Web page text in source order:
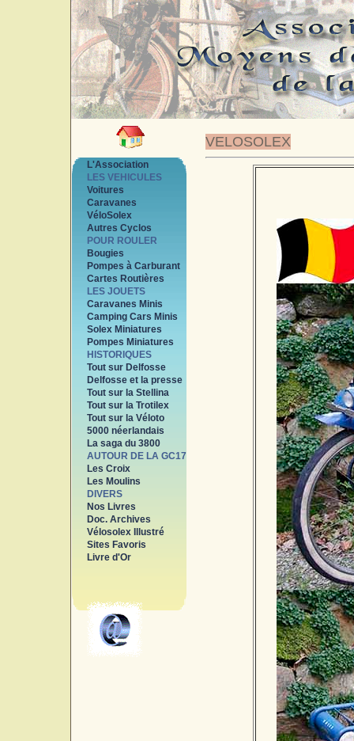
VELOSOLEX
L'Association
LES VEHICULES
Voitures
Caravanes
VéloSolex
Autres Cyclos
POUR ROULER
Bougies
Pompes à Carburant
Cartes Routières
LES JOUETS
Caravanes Minis
Camping Cars Minis
Solex Miniatures
Pompes Miniatures
HISTORIQUES
Tout sur Delfosse
Delfosse et la presse
Tout sur la Stellina
Tout sur la Trotilex
Tout sur la Véloto
5000 néerlandais
La saga du 3800
AUTOUR DE LA GC17
Les Croix
Les Moulins
DIVERS
Nos Livres
Doc. Archives
Vélosolex Illustré
Sites Favoris
Livre d'Or